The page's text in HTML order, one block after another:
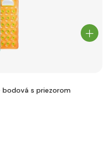
bodová s priezorom